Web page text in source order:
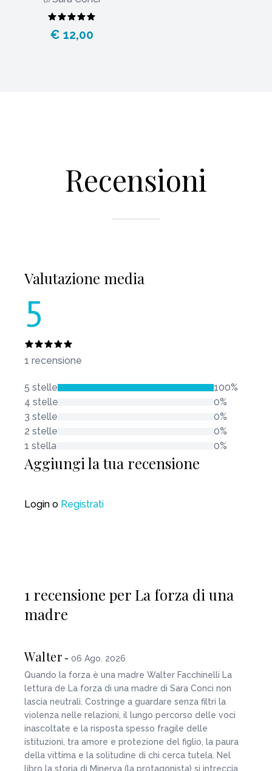
€ 12,00
Recensioni
Valutazione media
5
1 recensione
5 stelle
100%
4 stelle
0%
3 stelle
0%
2 stelle
0%
1 stella
0%
Aggiungi la tua recensione
Login o Registrati
1 recensione per La forza di una
madre
Walter - 06 Ago. 2026
Quando la forza è una madre Walter Facchinelli La
lettura de La forza di una madre di Sara Conci non
lascia neutrali. Costringe a guardare senza filtri la
violenza nelle relazioni, il lungo percorso delle voci
inascoltate e la risposta spesso fragile delle
istituzioni, tra amore e protezione del figlio, la paura
della vittima e la solitudine di chi cerca tutela. Nel
libro la storia di Minerva (la protagonista) si intreccia